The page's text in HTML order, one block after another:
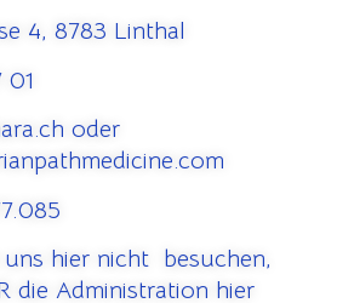
4, 8783 Linthal
01
oder
hier nicht besuchen,
die Administration hier